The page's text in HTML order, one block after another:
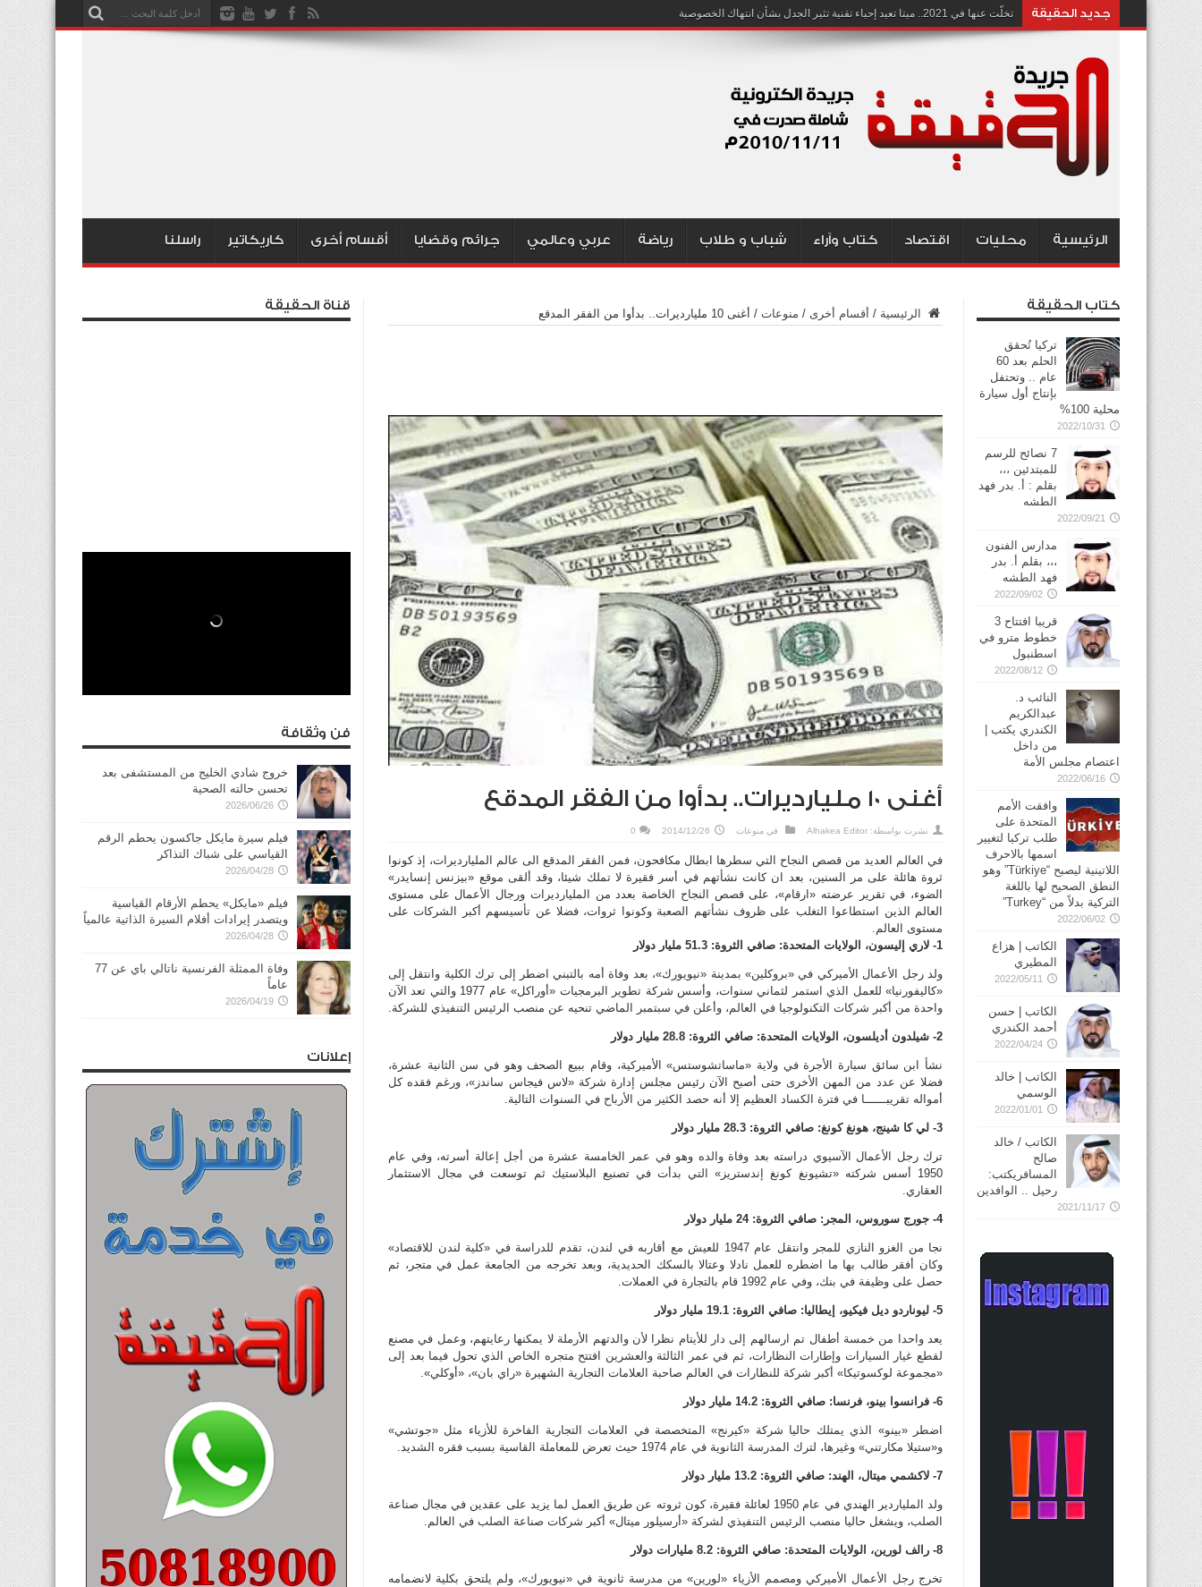
جديد الحقيقة تخلّت عنها في 2021.. ميتا تعيد إحياء تقنية تثير الجدل بشأن انتهاك الخصوصية
الرئيسية محليات اقتصاد كتاب وآراء شباب و طلاب رياضة عربي وعالمي جرائم وقضايا أقسام أخرى كاريكاتير راسلنا
الرئيسية / أقسام أخرى / منوعات / أغنى 10 مليارديرات.. بدأوا من الفقر المدقع
أغنى 10 مليارديرات.. بدأوا من الفقر المدقع
نشرت بواسطة: Alhakea Editor في منوعات 2014/12/26
0
في العالم العديد من قصص النجاح التي سطرها ابطال مكافحون، فمن الفقر المدقع الى عالم المليارديرات، إذ كونوا
ثروة هائلة على مر السنين، بعد ان كانت نشأتهم في أسر فقيرة لا تملك شيئا، وقد ألقى موقع «بيزنس إنسايدر»
الضوء، في تقرير عرضته «ارقام»، على قصص النجاح الخاصة بعدد من المليارديرات ورجال الأعمال على مستوى
العالم الذين استطاعوا التغلب على ظروف نشأتهم الصعبة وكونوا ثروات، فضلا عن تأسيسهم أكبر الشركات على
مستوى العالم.
1- لاري إليسون، الولايات المتحدة: صافي الثروة: 51.3 مليار دولار
ولد رجل الأعمال الأميركي في «بروكلين» بمدينة «نيويورك»، بعد وفاة أمه بالتبني اضطر إلى ترك الكلية وانتقل إلى
«كاليفورنيا» للعمل الذي استمر لثماني سنوات، وأسس شركة تطوير البرمجيات «أوراكل» عام 1977 والتي تعد الآن
واحدة من أكبر شركات التكنولوجيا في العالم، وأعلن في سبتمبر الماضي تنحيه عن منصب الرئيس التنفيذي للشركة.
2- شيلدون أديلسون، الولايات المتحدة: صافي الثروة: 28.8 مليار دولار
نشأ ابن سائق سيارة الأجرة في ولاية «ماساتشوستس» الأميركية، وقام ببيع الصحف وهو في سن الثانية عشرة،
فضلا عن عدد من المهن الأخرى حتى أصبح الآن رئيس مجلس إدارة شركة «لاس فيجاس ساندز»، ورغم فقده كل
أمواله تقريبــــــا في فترة الكساد العظيم إلا أنه حصد الكثير من الأرباح في السنوات التالية.
3- لي كا شينج، هونغ كونغ: صافي الثروة: 28.3 مليار دولار
ترك رجل الأعمال الآسيوي دراسته بعد وفاة والده وهو في عمر الخامسة عشرة من أجل إعالة أسرته، وفي عام
1950 أسس شركته «تشيونغ كونغ إندستريز» التي بدأت في تصنيع البلاستيك ثم توسعت في مجال الاستثمار
العقاري.
4- جورج سوروس، المجر: صافي الثروة: 24 مليار دولار
نجا من الغزو النازي للمجر وانتقل عام 1947 للعيش مع أقاربه في لندن، تقدم للدراسة في «كلية لندن للاقتصاد»
وكان أفقر طالب بها ما اضطره للعمل نادلا وعتالا بالسكك الحديدية، وبعد تخرجه من الجامعة عمل في متجر، ثم
حصل على وظيفة في بنك، وفي عام 1992 قام بالتجارة في العملات.
5- ليوناردو ديل فيكيو، إيطاليا: صافي الثروة: 19.1 مليار دولار
يعد واحدا من خمسة أطفال تم ارسالهم إلى دار للأيتام نظرا لأن والدتهم الأرملة لا يمكنها رعايتهم، وعمل في مصنع
لقطع غيار السيارات وإطارات النظارات، ثم في عمر الثالثة والعشرين افتتح متجره الخاص الذي تحول فيما بعد إلى
«مجموعة لوكسوتيكا» أكبر شركة للنظارات في العالم صاحبة العلامات التجارية الشهيرة «راي بان»، «أوكلي».
6- فرانسوا بينو، فرنسا: صافي الثروة: 14.2 مليار دولار
اضطر «بينو» الذي يمتلك حاليا شركة «كيرنج» المتخصصة في العلامات التجارية الفاخرة للأزياء مثل «جوتشي»
و«ستيلا مكارتني» وغيرها، لترك المدرسة الثانوية في عام 1974 حيث تعرض للمعاملة القاسية بسبب فقره الشديد.
7- لاكشمي ميتال، الهند: صافي الثروة: 13.2 مليار دولار
ولد الملياردير الهندي في عام 1950 لعائلة فقيرة، كون ثروته عن طريق العمل لما يزيد على عقدين في مجال صناعة
الصلب، ويشغل حاليا منصب الرئيس التنفيذي لشركة «أرسيلور ميتال» أكبر شركات صناعة الصلب في العالم.
8- رالف لورين، الولايات المتحدة: صافي الثروة: 8.2 مليارات دولار
تخرج رجل الأعمال الأميركي ومصمم الأزياء «لورين» من مدرسة ثانوية في «نيويورك»، ولم يلتحق بكلية لانضمامه
كتاب الحقيقة
تركيا تُحقق
الحلم بعد 60
عام .. وتحتفل
بإنتاج أول سيارة
محلية 100%
2022/10/31
7 نصائح للرسم
للمبتدئين ،،،
بقلم : أ. بدر فهد
الطشه
2022/09/21
مدارس الفنون
،،، بقلم أ. بدر
فهد الطشه
2022/09/02
قريبا افتتاح 3
خطوط مترو في
2022/08/12
النائب د.
عبدالكريم
الكندري يكتب |
من داخل
اعتصام مجلس الأمة
2022/06/16
وافقت الأمم
المتحدة على
طلب تركيا لتغيير
اسمها بالاحرف
اللاتينية ليصبح “Türkiye” وهو
النطق الصحيح لها باللغة
التركية بدلاً من “Turkey”
2022/06/02
الكاتب | هزاع
المطيري
2022/05/11
الكاتب | حسن
أحمد الكندري
2022/04/24
الكاتب | خالد
الوسمي
2022/01/01
الكاتب / خالد
صالح
المسافريكتب:
رحيل .. الوافدين
2021/11/17
قناة الحقيقة
فن وثقافة
خروج شادي الخليج من المستشفى بعد
تحسن حالته الصحية
2026/06/26
فيلم سيرة مايكل جاكسون يحطم الرقم
القياسي على شباك التذاكر
2026/04/28
فيلم «مايكل» يحطم الأرقام القياسية
ويتصدر إيرادات أفلام السيرة الذاتية عالمياً
2026/04/28
وفاة الممثلة الفرنسية ناتالي باي عن 77
عاماً
2026/04/19
إعلانات